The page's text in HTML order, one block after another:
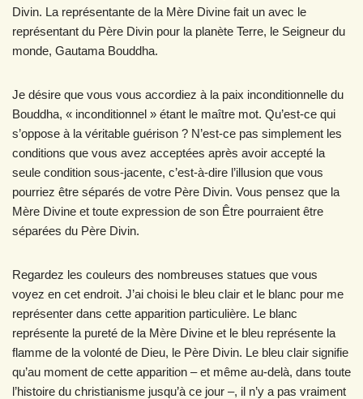
Divin. La représentante de la Mère Divine fait un avec le
représentant du Père Divin pour la planète Terre, le Seigneur du
monde, Gautama Bouddha.
Je désire que vous vous accordiez à la paix inconditionnelle du
Bouddha, « inconditionnel » étant le maître mot. Qu’est-ce qui
s’oppose à la véritable guérison ? N’est-ce pas simplement les
conditions que vous avez acceptées après avoir accepté la
seule condition sous-jacente, c’est-à-dire l’illusion que vous
pourriez être séparés de votre Père Divin. Vous pensez que la
Mère Divine et toute expression de son Être pourraient être
séparées du Père Divin.
Regardez les couleurs des nombreuses statues que vous
voyez en cet endroit. J’ai choisi le bleu clair et le blanc pour me
représenter dans cette apparition particulière. Le blanc
représente la pureté de la Mère Divine et le bleu représente la
flamme de la volonté de Dieu, le Père Divin. Le bleu clair signifie
qu’au moment de cette apparition – et même au-delà, dans toute
l’histoire du christianisme jusqu’à ce jour –, il n’y a pas vraiment